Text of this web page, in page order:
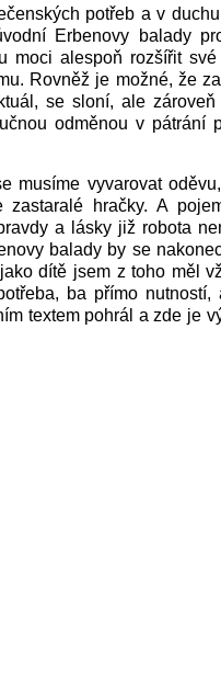
potřeb a v
Erbenovy balady
moci alespoň rozšířit
Rovněž je možné, že
se sloní, ale
odměnou v pátrání
musíme vyvarovat
zastaralé hračky. A
a lásky již robota
balady by se
dítě jsem z toho měl
ba přímo
textem pohrál a zde je